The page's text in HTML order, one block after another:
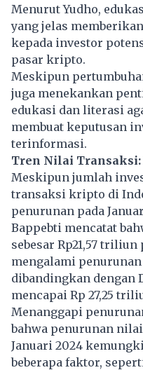
Menurut Yudho,
yang jelas
kepada investor
pasar kripto.
Meskipun
juga menekankan
edukasi dan literasi
membuat keputusan
terinformasi.
Tren Nilai Transaksi:
Meskipun jumlah
transaksi kripto di
penurunan pada
Bappebti mencatat
sebesar Rp21,57 triliun
mengalami penurunan
dibandingkan dengan
mencapai Rp 27,25
Menanggapi
bahwa penurunan
Januari 2024
beberapa faktor,